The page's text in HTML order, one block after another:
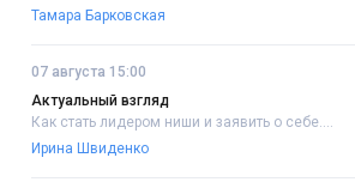
Тамара Барковская
07 августа 15:00
Актуальный взгляд
Как стать лидером ниши и заявить о себе....
Ирина Швиденко